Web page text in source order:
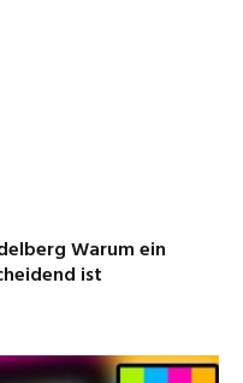
Warum ein
ist